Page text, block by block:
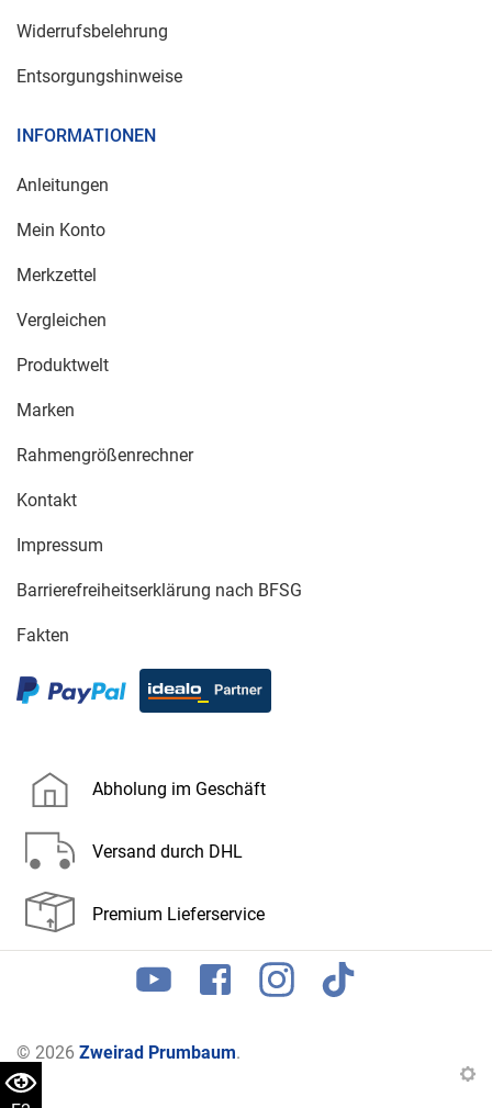
Widerrufsbelehrung
Entsorgungshinweise
INFORMATIONEN
Anleitungen
Mein Konto
Merkzettel
Vergleichen
Produktwelt
Marken
Rahmengrößenrechner
Kontakt
Impressum
Barrierefreiheitserklärung nach BFSG
Fakten
Abholung im Geschäft
Versand durch DHL
Premium Lieferservice
© 2026 Zweirad Prumbaum.